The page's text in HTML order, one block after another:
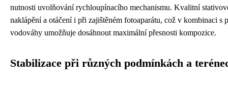
nutnosti uvolňování rychloupínacího mechanismu. Kvalitní
naklápění a otáčení i při zajištěném fotoaparátu, což v kombinaci s
vodováhy umožňuje dosáhnout maximální přesnosti kompozice.
Stabilizace při různých podmínkách a